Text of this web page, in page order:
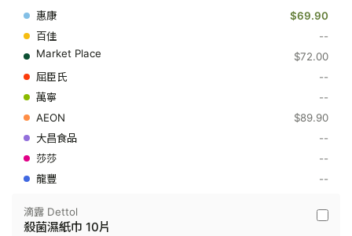
士
Walch
洗
搓
液
升
$69.90
--
$72.00
--
--
$89.90
--
--
--
滴
滴露 Dettol
殺菌濕紙巾 10片